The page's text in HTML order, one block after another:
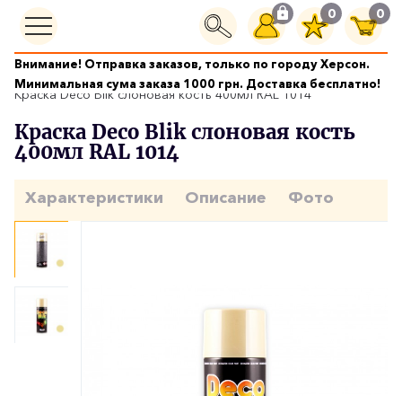
0 0
Внимание! Отправка заказов, только по городу Херсон.
Минимальная сума заказа 1000 грн. Доставка бесплатно!
Краски аэрозольные
Краска Deco Blik слоновая кость 400мл RAL 1014
Краска Deco Blik слоновая кость
400мл RAL 1014
Характеристики Описание Фото